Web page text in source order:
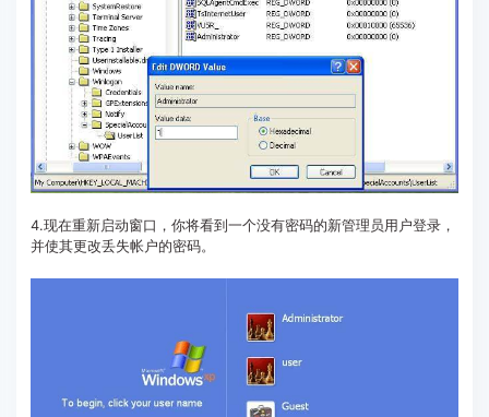
4.现在重新启动窗口，你将看到一个没有密码的新管理员用户登录，
并使其更改丢失帐户的密码。